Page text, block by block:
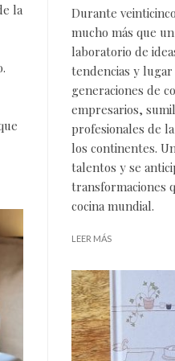
la
Durante
mucho más que
laboratorio de
tendencias y
generaciones de
empresarios,
profesionales de
los continentes.
talentos y se
transformaciones
cocina mundial.
LEER MÁS